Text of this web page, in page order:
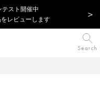
スト開催中
レビューします
Search